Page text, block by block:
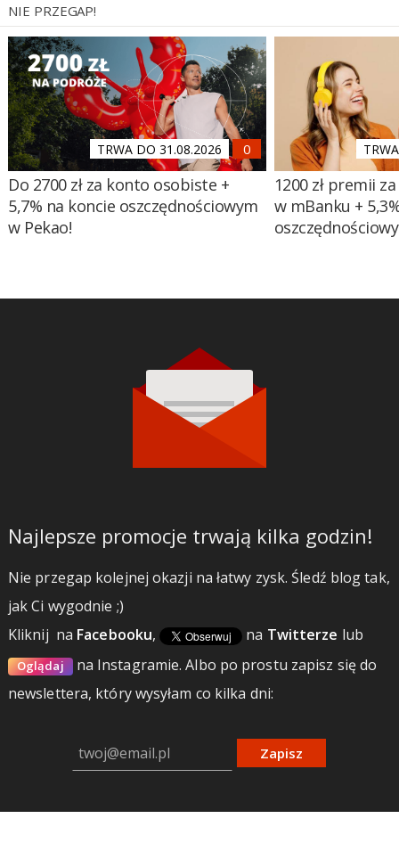
NIE PRZEGAP!
TRWA DO 31.08.2026
Do 2700 zł za konto osobiste +
5,7% na koncie oszczędnościowym
w Pekao!
1200 zł premii
w mBanku +
Najlepsze promocje trwają kilka godzin!
Nie przegap kolejnej okazji na łatwy zysk. Śledź blog tak,
jak Ci wygodnie ;)
Kliknij na Facebooku, na Twitterze lub
Oglądaj na Instagramie.Albo po prostu zapisz się do
newslettera, który wysyłam co kilka dni:
Zapisz